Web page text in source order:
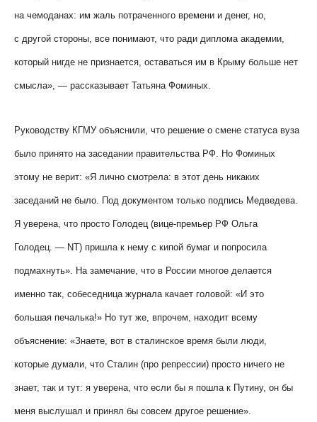
на чемоданах: им жаль потраченного времени и денег, но,
с другой стороны, все понимают, что ради диплома академии,
который нигде не признается, оставаться им в Крыму больше нет
смысла», — рассказывает Татьяна Фоминых.
Руководству КГМУ объяснили, что решение о смене статуса вуза
было принято на заседании правительства РФ. Но Фоминых
этому не верит: «Я лично смотрела: в этот день никаких
заседаний не было. Под документом только подпись Медведева.
Я уверена, что просто Голодец (вице-премьер РФ Ольга
Голодец. — NT) пришла к нему с кипой бумаг и попросила
подмахнуть». На замечание, что в России многое делается
именно так, собеседница журнала качает головой: «И это
большая печалька!» Но тут же, впрочем, находит всему
объяснение: «Знаете, вот в сталинское время были люди,
которые думали, что Сталин (про репрессии) просто ничего не
знает, так и тут: я уверена, что если бы я пошла к Путину, он бы
меня выслушал и принял бы совсем другое решение».